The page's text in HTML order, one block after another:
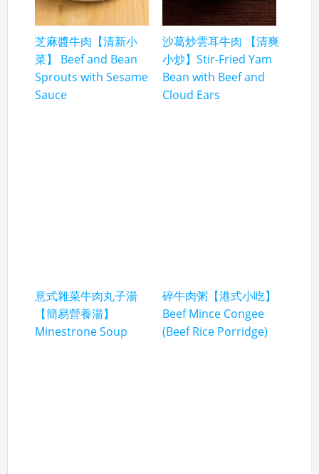
芝麻醬牛肉【清新小
菜】 Beef and Bean
Sprouts with Sesame
Sauce
沙葛炒雲耳牛肉 【清爽
小炒】Stir-Fried Yam
Bean with Beef and
Cloud Ears
意式雜菜牛肉丸子湯
【簡易營養湯】
Minestrone Soup
碎牛肉粥【港式小吃】
Beef Mince Congee
(Beef Rice Porridge)